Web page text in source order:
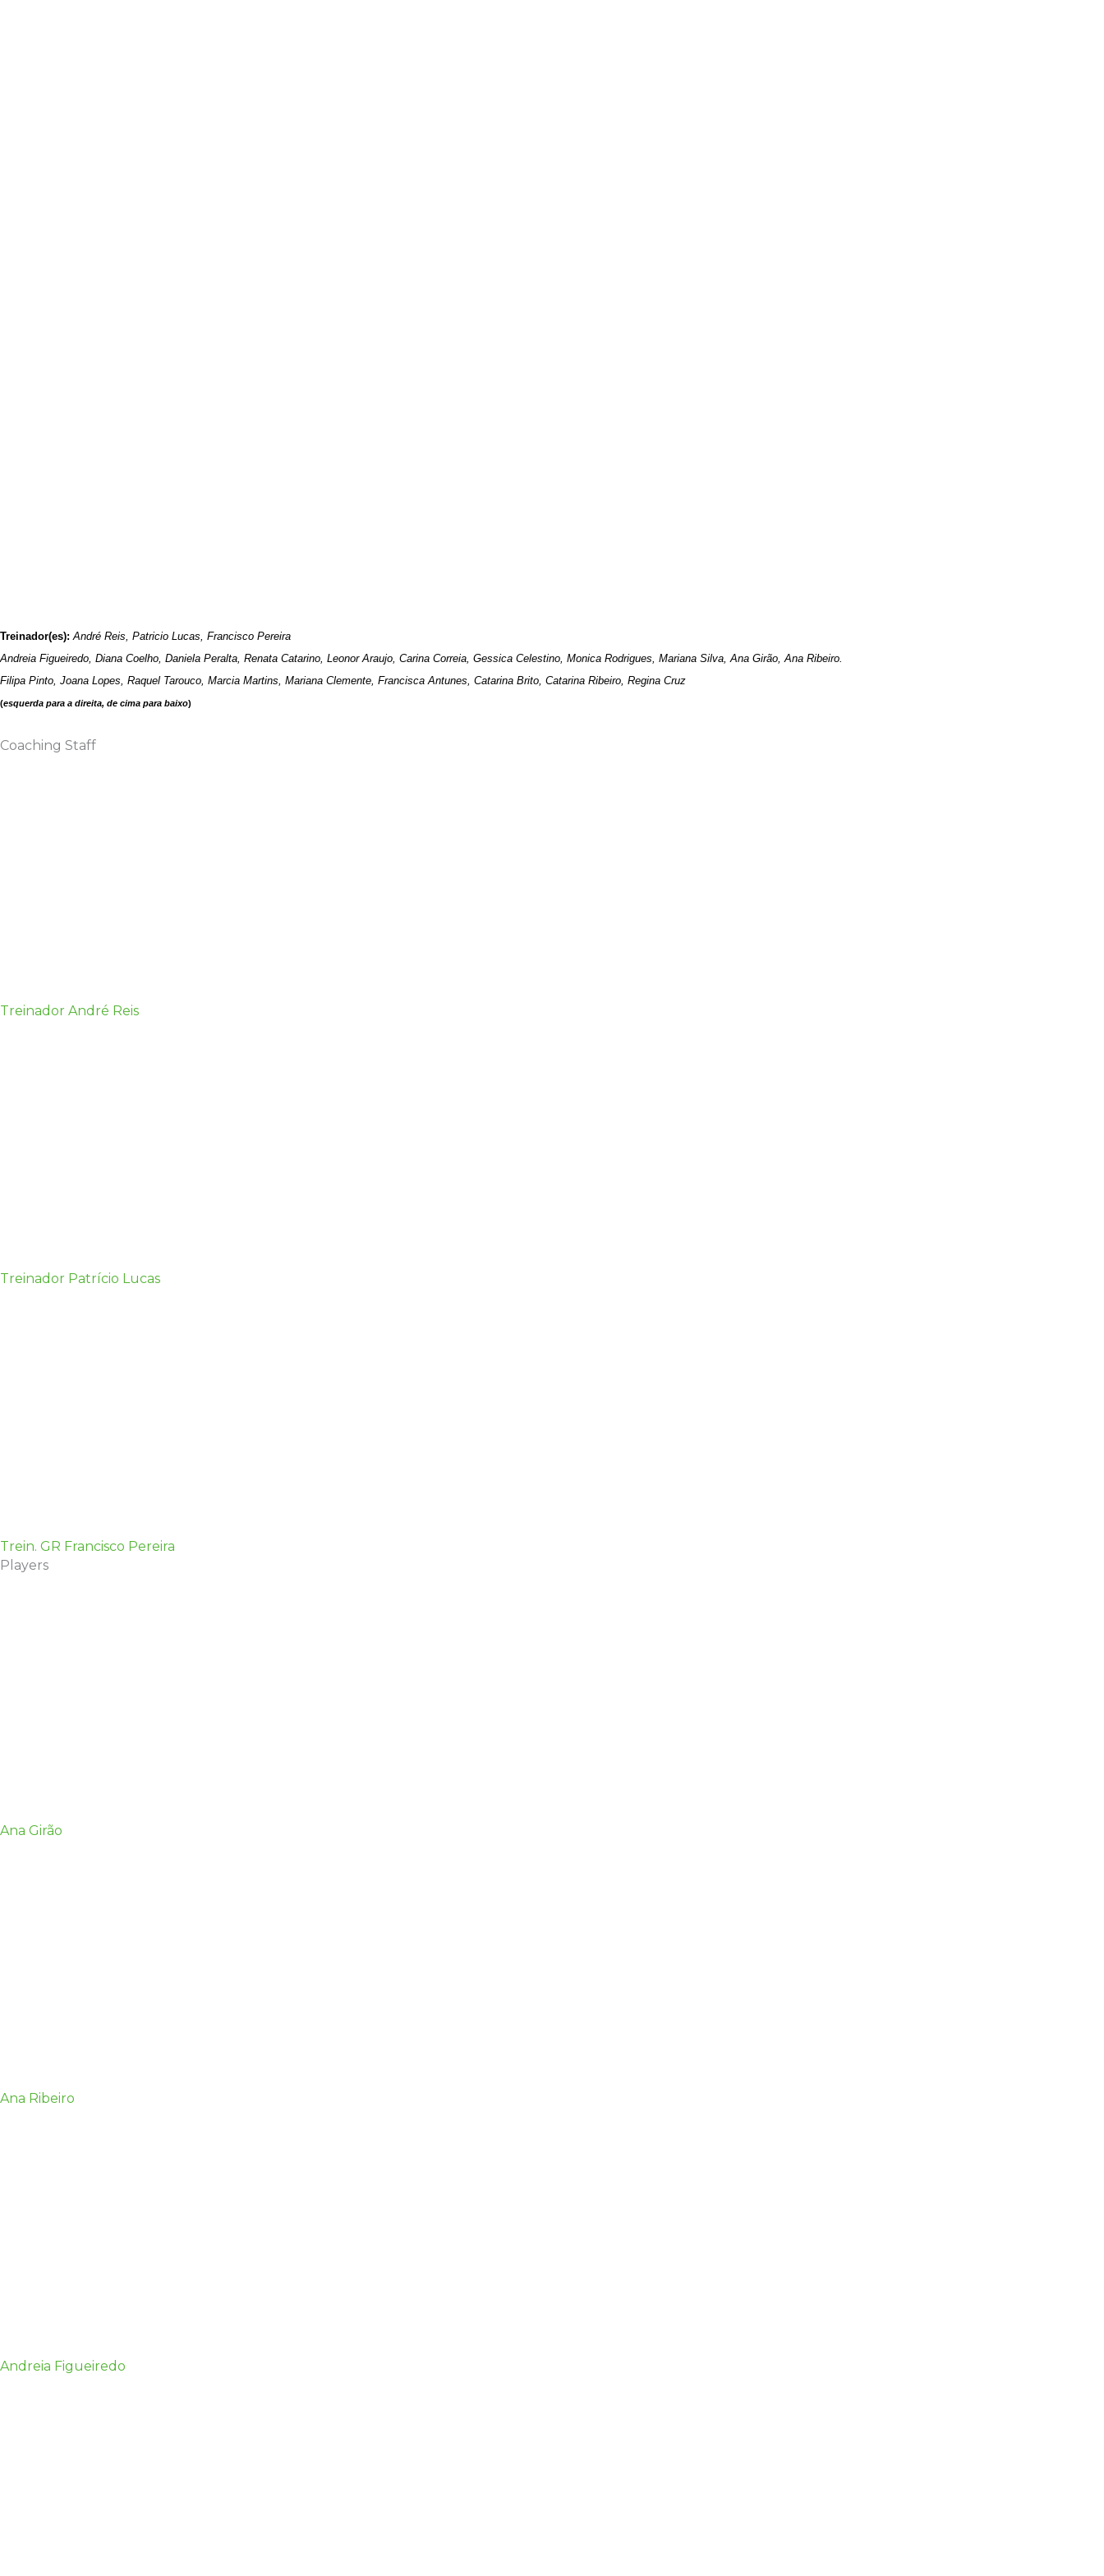
Treinador(es): André Reis, Patricio Lucas, Francisco Pereira
Andreia Figueiredo, Diana Coelho, Daniela Peralta, Renata Catarino, Leonor Araujo, Carina Correia, Gessica Celestino, Monica Rodrigues, Mariana Silva, Ana Girão, Ana Ribeiro.
Filipa Pinto, Joana Lopes, Raquel Tarouco, Marcia Martins, Mariana Clemente, Francisca Antunes, Catarina Brito, Catarina Ribeiro, Regina Cruz
(esquerda para a direita, de cima para baixo)
Coaching Staff
Treinador André Reis
Treinador Patrício Lucas
Trein. GR Francisco Pereira
Players
Ana Girão
Ana Ribeiro
Andreia Figueiredo